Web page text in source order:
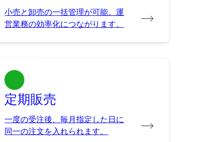
小売と卸売の一括管理が可能。運
営業務の効率化につながります。
定期販売
一度の受注後、毎月指定した日に
同一の注文を入れられます。